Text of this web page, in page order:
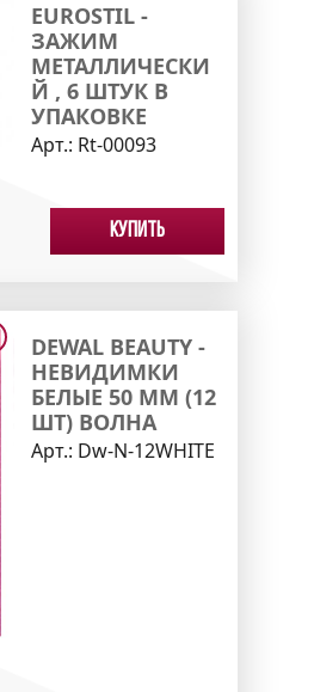
EUROSTIL -
ЗАЖИМ
МЕТАЛЛИЧЕСКИ
Й , 6 ШТУК В
УПАКОВКЕ
Арт.: Rt-00093
Купить
DEWAL BEAUTY -
НЕВИДИМКИ
БЕЛЫЕ 50 ММ (12
ШТ) ВОЛНА
Арт.: Dw-N-12WHITE